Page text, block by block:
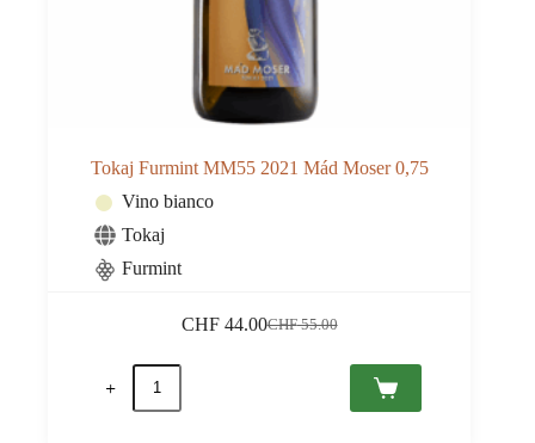
Tokaj Furmint MM55 2021 Mád Moser 0,75
Vino bianco
Tokaj
Furmint
CHF55.00
Il
CHF44.00
Il
Tokaj
Furmint
MM55